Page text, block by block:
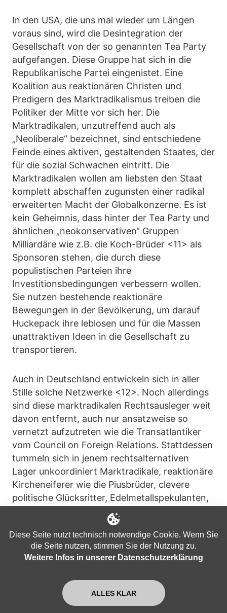
In den USA, die uns mal wieder um Längen
voraus sind, wird die Desintegration der
Gesellschaft von der so genannten Tea Party
aufgefangen. Diese Gruppe hat sich in die
Republikanische Partei eingenistet. Eine
Koalition aus reaktionären Christen und
Predigern des Marktradikalismus treiben die
Politiker der Mitte vor sich her. Die
Marktradikalen, unzutreffend auch als
„Neoliberale“ bezeichnet, sind entschiedene
Feinde eines aktiven, gestaltenden Staates, der
für die sozial Schwachen eintritt. Die
Marktradikalen wollen am liebsten den Staat
komplett abschaffen zugunsten einer radikal
erweiterten Macht der Globalkonzerne. Es ist
kein Geheimnis, dass hinter der Tea Party und
ähnlichen „neokonservativen“ Gruppen
Milliardäre wie z.B. die Koch-Brüder <11> als
Sponsoren stehen, die durch diese
populistischen Parteien ihre
Investitionsbedingungen verbessern wollen.
Sie nutzen bestehende reaktionäre
Bewegungen in der Bevölkerung, um darauf
Huckepack ihre leblosen und für die Massen
unattraktiven Ideen in die Gesellschaft zu
transportieren.
Auch in Deutschland entwickeln sich in aller
Stille solche Netzwerke <12>. Noch allerdings
sind diese marktradikalen Rechtsausleger weit
davon entfernt, auch nur ansatzweise so
vernetzt aufzutreten wie die Transatlantiker
vom Council on Foreign Relations. Stattdessen
tummeln sich in jenem rechtsalternativen
Lager unkoordiniert Marktradikale, reaktionäre
Kircheneiferer wie die Piusbrüder, clevere
politische Glücksritter, Edelmetallspekulanten,
Waffenschieber und selbstverständlich auch
faschistoide Elemente, verbunden mit
Intellektuellen mit durchaus nicht zu
verachtenden Potentialen. Der ehemalige
Chefstratege von Donald Trump, Stephen
aus diesem rechten Lager im Jahre 2018 zu
einen, allerdings bis dato ohne Erfolg.
Diese Seite nutzt technisch notwendige Cookie. Wenn Sie
die Seite nutzen, stimmen Sie der Nutzung zu.
Weitere Infos in unserer Datenschutzerklärung
ALLES KLAR